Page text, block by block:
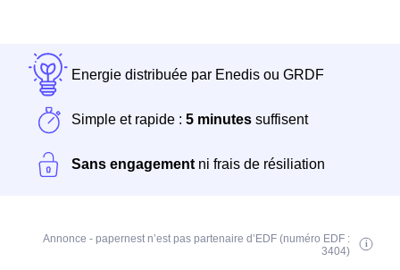
Energie distribuée par Enedis ou GRDF
Simple et rapide : 5 minutes suffisent
Sans engagement ni frais de résiliation
Annonce - papernest n’est pas partenaire d’EDF (numéro EDF :
3404)